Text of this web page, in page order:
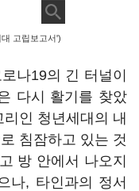
고립보고서')
나19의 긴 터널이
다시 활기를 찾았
인 청년세대의 내
침잠하고 있는 것
방 안에서 나오지
나, 타인과의 정서